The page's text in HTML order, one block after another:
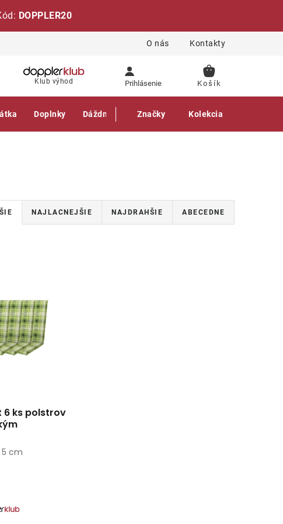
DOPPLER20
O nás Kontakty
Klub výhod Prihlásenie
NÁKUPNÝ
Doplnky Dáždniky Gastro produkty
Značky Kolekcia
NAJLACNEJŠIE NAJDRAHŠIE ABECEDNE
6 ks polstrov
5 cm